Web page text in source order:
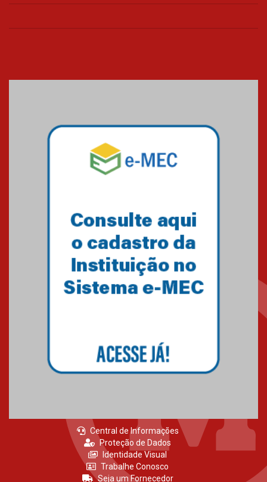
Central de Informações
Proteção de Dados
Identidade Visual
Trabalhe Conosco
Seja um Fornecedor